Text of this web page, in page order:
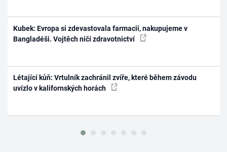
Kubek: Evropa si zdevastovala farmacii, nakupujeme v
Bangladéši. Vojtěch ničí zdravotnictví
Létající kůň: Vrtulník zachránil zvíře, které během závodu
uvízlo v kalifornských horách